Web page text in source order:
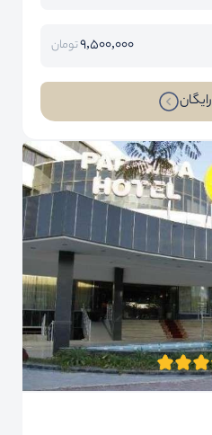
9,500,000تومان